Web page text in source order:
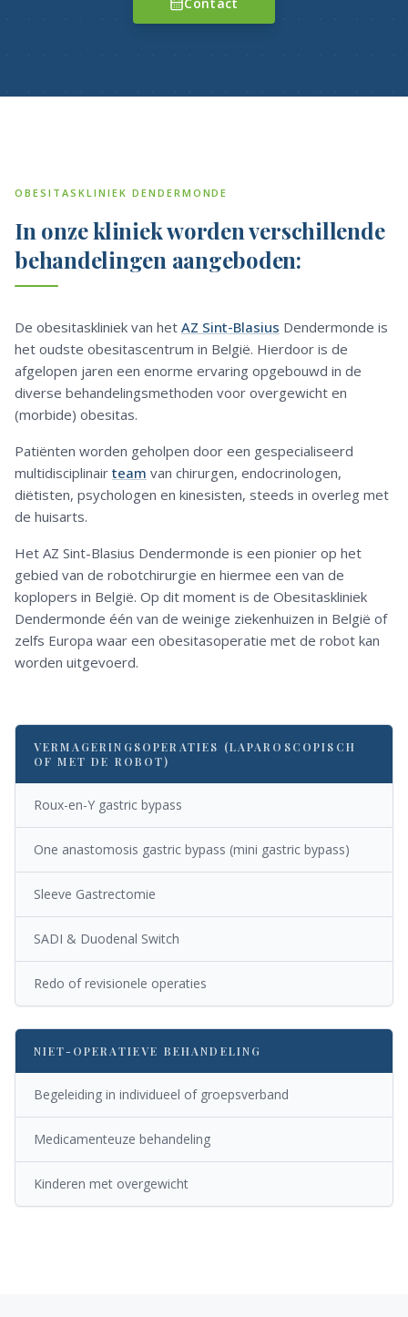
OBESITASKLINIEK DENDERMONDE
In onze kliniek worden verschillende
behandelingen aangeboden:
De obesitaskliniek van het AZ Sint-Blasius Dendermonde is
het oudste obesitascentrum in België. Hierdoor is de
afgelopen jaren een enorme ervaring opgebouwd in de
diverse behandelingsmethoden voor overgewicht en
(morbide) obesitas.
Patiënten worden geholpen door een gespecialiseerd
multidisciplinair team van chirurgen, endocrinologen,
diëtisten, psychologen en kinesisten, steeds in overleg met
de huisarts.
Het AZ Sint-Blasius Dendermonde is een pionier op het
gebied van de robotchirurgie en hiermee een van de
koplopers in België. Op dit moment is de Obesitaskliniek
Dendermonde één van de weinige ziekenhuizen in België of
zelfs Europa waar een obesitasoperatie met de robot kan
worden uitgevoerd.
VERMAGERINGSOPERATIES (LAPAROSCOPISCH
OF MET DE ROBOT)
Roux-en-Y gastric bypass
One anastomosis gastric bypass (mini gastric bypass)
Sleeve Gastrectomie
SADI & Duodenal Switch
Redo of revisionele operaties
NIET-OPERATIEVE BEHANDELING
Begeleiding in individueel of groepsverband
Medicamenteuze behandeling
Kinderen met overgewicht